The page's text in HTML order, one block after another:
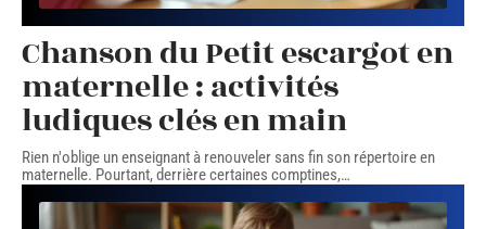
Chanson du Petit escargot en
maternelle : activités
ludiques clés en main
Rien n'oblige un enseignant à renouveler sans fin son répertoire en
maternelle. Pourtant, derrière certaines comptines,…